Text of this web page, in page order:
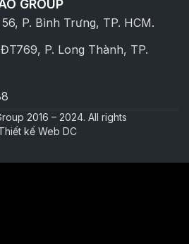
GROUP
P. Bình Trưng, TP. HCM.
P. Long Thành, TP.
2016 – 2024. All rights
kế Web DC